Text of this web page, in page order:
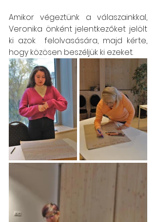
Amikor végeztünk a válaszainkkal,
Veronika önként jelentkezőket jelölt
ki azok  felolvasására, majd kérte,
hogy közösen beszéljük ki ezeket.